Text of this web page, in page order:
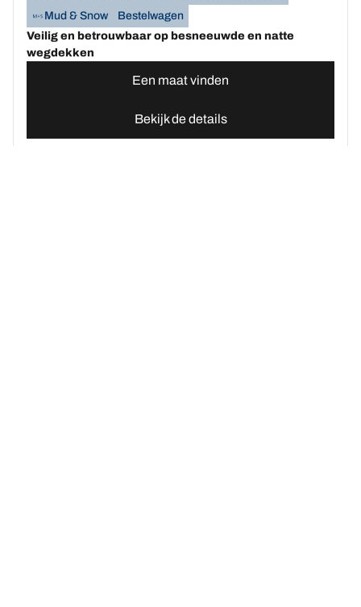
Mud & Snow
Bestelwagen
Veilig en betrouwbaar op besneeuwde en natte
wegdekken
Een maat vinden
Bekijk de details